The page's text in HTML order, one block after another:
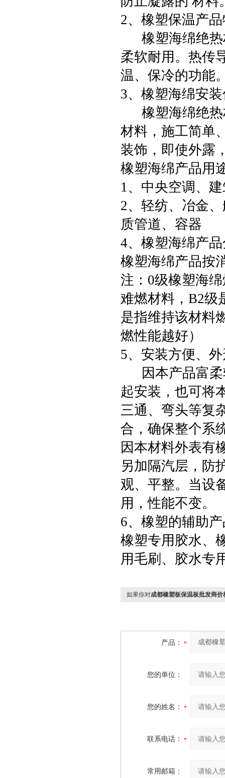
2、橡塑保温产
橡塑海绵绝热
柔软耐用。热传
温、保冷的功
3、橡塑海绵安
橡塑海绵绝热
材料，施工简单
装饰，即使外露
橡塑海绵产品用
1、中央空调、
2、轻纺、冶金
质管道、容器
4、橡塑海绵产
橡塑海绵产品按
注：0级橡塑海
难燃材料，B2级
是指维持该材料
燃性能越好）
5、安装方便、
因本产品富柔
起安装，也可将
三通、弯头等复
合，确保整个系
因本材料外表有
另加隔汽层，防
观、平整。当设
用，性能不变。
6、橡塑的辅助
橡塑专用胶水、
用毛刷、胶水专
如果你对成都橡塑板保温板批发商价
产品：
您的单位：
您的姓名：
联系电话：
常用邮箱：